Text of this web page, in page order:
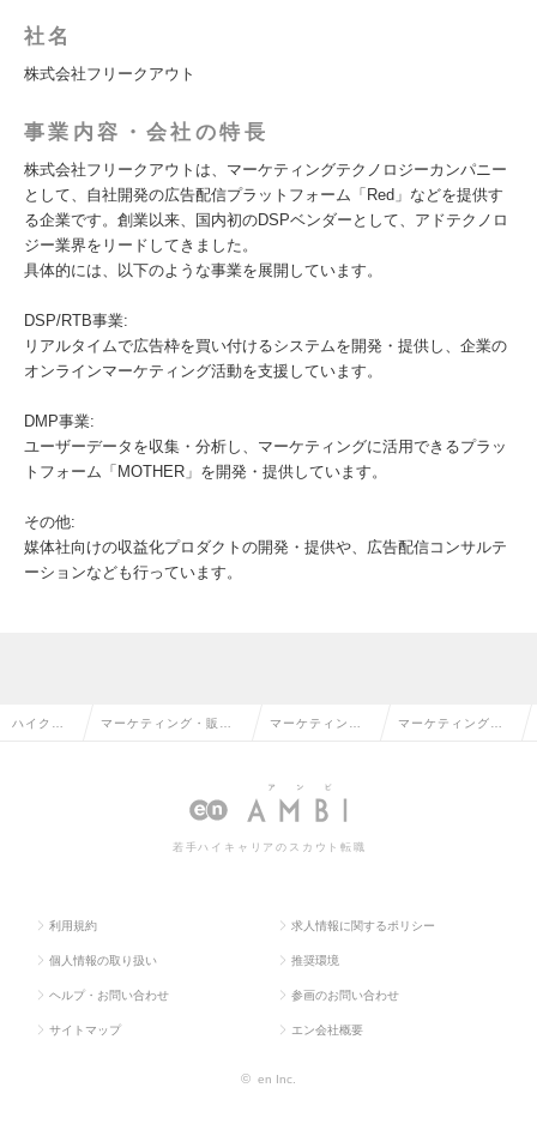
社名
株式会社フリークアウト
事業内容・会社の特長
株式会社フリークアウトは、マーケティングテクノロジーカンパニー
として、自社開発の広告配信プラットフォーム「Red」などを提供す
る企業です。創業以来、国内初のDSPベンダーとして、アドテクノロ
ジー業界をリードしてきました。
具体的には、以下のような事業を展開しています。
DSP/RTB事業:
リアルタイムで広告枠を買い付けるシステムを開発・提供し、企業の
オンラインマーケティング活動を支援しています。
DMP事業:
ユーザーデータを収集・分析し、マーケティングに活用できるプラッ
トフォーム「MOTHER」を開発・提供しています。
その他:
媒体社向けの収益化プロダクトの開発・提供や、広告配信コンサルテ
ーションなども行っています。
ハイクラ マーケティング・販促 マーケティン
転職
マーケティング・
若手ハイキャリアのスカウト転職
利用規約 求人情報に関するポリシー
個人情報の取り扱い 推奨環境
ヘルプ・お問い合わせ 参画のお問い合わせ
サイトマップ エン会社概要
© en Inc.